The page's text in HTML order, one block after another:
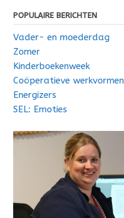
POPULAIRE BERICHTEN
Vader- en moederdag
Zomer
Kinderboekenweek
Coöperatieve werkvormen
Energizers
SEL: Emoties